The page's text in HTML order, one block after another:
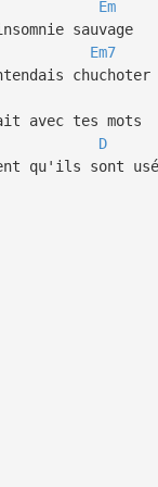
Em
sauvage
Em7
chuchoter
avec tes mots
D
qu'ils sont